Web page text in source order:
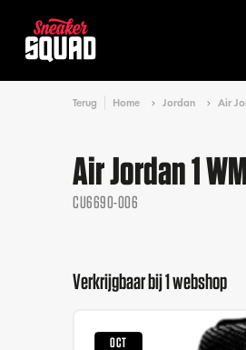
Terug Home Jordan Air
Air Jordan 1
CU6690-006
Verkrijgbaar bij 1 webshop
OCT